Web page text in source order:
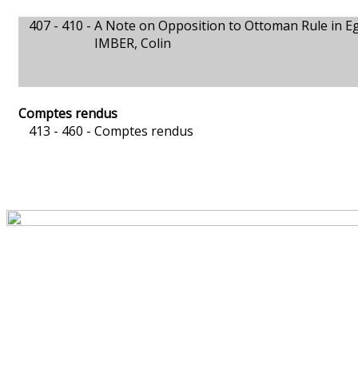
407 - 410 - A Note on Opposition to Ottoman Rule in
IMBER, Colin
Comptes rendus
413 - 460 - Comptes rendus